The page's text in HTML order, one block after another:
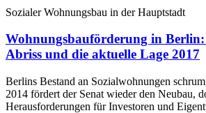
Sozialer Wohnungsbau in der Hauptstadt
Wohnungsbauförderung in
Abriss und die aktuelle Lage 2017
Berlins Bestand an Sozialwohnungen
2014 fördert der Senat wieder den Neubau,
Herausforderungen für Investoren und